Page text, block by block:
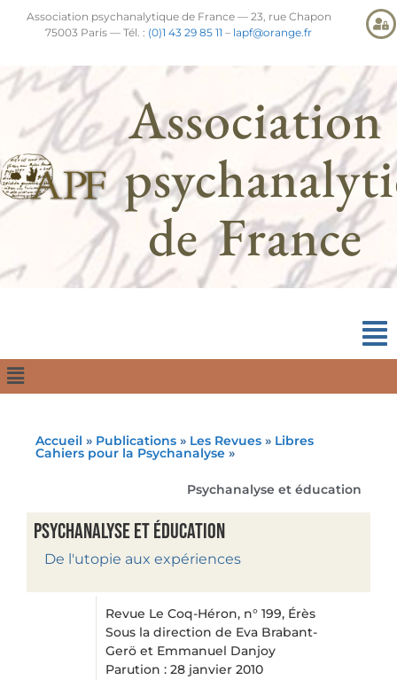
Association psychanalytique de France — 23, rue Chapon
75003 Paris — Tél. : (0)1 43 29 85 11 – lapf@orange.fr
Association
de France
Accueil » Publications » Les Revues » Libres
Cahiers pour la Psychanalyse »
Psychanalyse et éducation
Psychanalyse et éducation
De l'utopie aux expériences
Revue Le Coq-Héron, n° 199, Érès
Sous la direction de Eva Brabant-
Gerö et Emmanuel Danjoy
Parution : 28 janvier 2010